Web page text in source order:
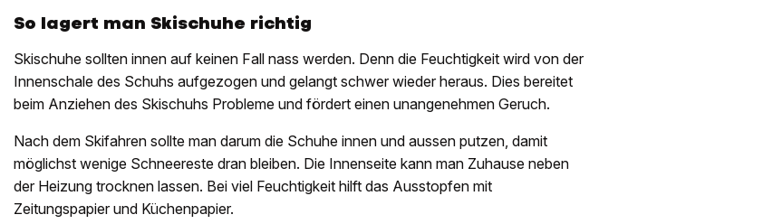
So lagert man Skischuhe richtig
Skischuhe sollten innen auf keinen Fall nass werden. Denn die Feuchtigkeit wird von der
Innenschale des Schuhs aufgezogen und gelangt schwer wieder heraus. Dies bereitet
beim Anziehen des Skischuhs Probleme und fördert einen unangenehmen Geruch.
Nach dem Skifahren sollte man darum die Schuhe innen und aussen putzen, damit
möglichst wenige Schneereste dran bleiben. Die Innenseite kann man Zuhause neben
der Heizung trocknen lassen. Bei viel Feuchtigkeit hilft das Ausstopfen mit
Zeitungspapier und Küchenpapier.